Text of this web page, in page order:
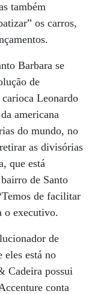
também
os carros,
Barbara se
de
Leonardo
americana
do mundo, no
as divisórias
que está
de Santo
de facilitar
o executivo.
de
está no
Cadeira possui
conta